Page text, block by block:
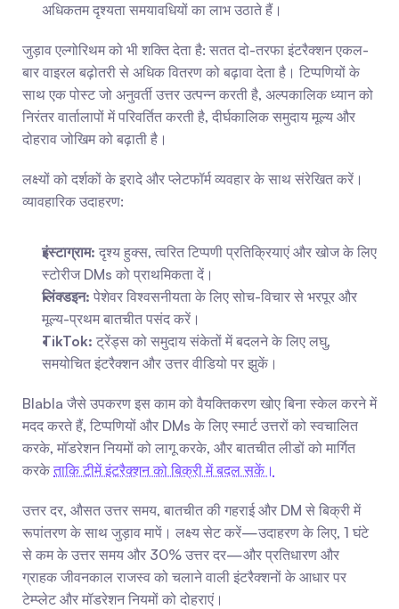
अधिकतम दृश्यता समयावधियों का लाभ उठाते हैं।
जुड़ाव एल्गोरिथम को भी शक्ति देता है: सतत दो-तरफा इंटरैक्शन एकल-
बार वाइरल बढ़ोतरी से अधिक वितरण को बढ़ावा देता है। टिप्पणियों के
साथ एक पोस्ट जो अनुवर्ती उत्तर उत्पन्न करती है, अल्पकालिक ध्यान को
निरंतर वार्तालापों में परिवर्तित करती है, दीर्घकालिक समुदाय मूल्य और
दोहराव जोखिम को बढ़ाती है।
लक्ष्यों को दर्शकों के इरादे और प्लेटफॉर्म व्यवहार के साथ संरेखित करें।
व्यावहारिक उदाहरण:
इंस्टाग्राम: दृश्य हुक्स, त्वरित टिप्पणी प्रतिक्रियाएं और खोज के लिए
स्टोरीज DMs को प्राथमिकता दें।
लिंक्डइन: पेशेवर विश्वसनीयता के लिए सोच-विचार से भरपूर और
मूल्य-प्रथम बातचीत पसंद करें।
TikTok: ट्रेंड्स को समुदाय संकेतों में बदलने के लिए लघु,
समयोचित इंटरैक्शन और उत्तर वीडियो पर झुकें।
Blabla जैसे उपकरण इस काम को वैयक्तिकरण खोए बिना स्केल करने में
मदद करते हैं, टिप्पणियों और DMs के लिए स्मार्ट उत्तरों को स्वचालित
करके, मॉडरेशन नियमों को लागू करके, और बातचीत लीडों को मार्गित
करके ताकि टीमें इंटरैक्शन को बिक्री में बदल सकें।
उत्तर दर, औसत उत्तर समय, बातचीत की गहराई और DM से बिक्री में
रूपांतरण के साथ जुड़ाव मापें। लक्ष्य सेट करें—उदाहरण के लिए, 1 घंटे
से कम के उत्तर समय और 30% उत्तर दर—और प्रतिधारण और
ग्राहक जीवनकाल राजस्व को चलाने वाली इंटरैक्शनों के आधार पर
टेम्प्लेट और मॉडरेशन नियमों को दोहराएं।